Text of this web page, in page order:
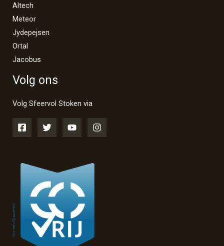
Altech
Meteor
Jydepejsen
Ortal
Jacobus
Volg ons
Volg Sfeervol Stoken via